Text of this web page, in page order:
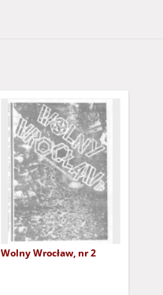
Wolny Wrocław, nr 2